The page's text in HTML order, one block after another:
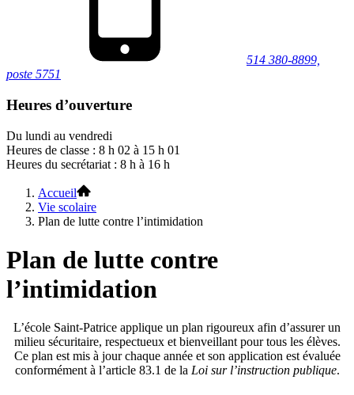
514 380-8899,
poste 5751
Heures d’ouverture
Du lundi au vendredi
Heures de classe : 8 h 02 à 15 h 01
Heures du secrétariat : 8 h à 16 h
Accueil
Vie scolaire
Plan de lutte contre l’intimidation
Plan de lutte contre
l’intimidation
L’école Saint-Patrice applique un plan rigoureux afin d’assurer un
milieu sécuritaire, respectueux et bienveillant pour tous les élèves.
Ce plan est mis à jour chaque année et son application est évaluée
conformément à l’article 83.1 de la Loi sur l’instruction publique.